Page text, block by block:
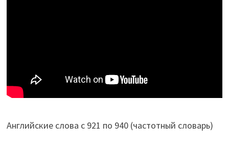
Английские слова с 921 по 940 (частотный словарь)